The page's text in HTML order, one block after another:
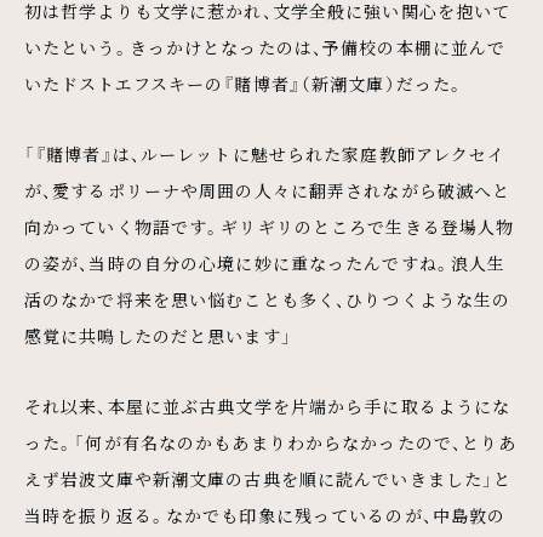
初は哲学よりも文学に惹かれ、文学全般に強い関心を抱いて
いたという。きっかけとなったのは、予備校の本棚に並んで
いたドストエフスキーの『賭博者』（新潮文庫）だった。
「『賭博者』は、ルーレットに魅せられた家庭教師アレクセイ
が、愛するポリーナや周囲の人々に翻弄されながら破滅へと
向かっていく物語です。ギリギリのところで生きる登場人物
の姿が、当時の自分の心境に妙に重なったんですね。浪人生
活のなかで将来を思い悩むことも多く、ひりつくような生の
感覚に共鳴したのだと思います」
それ以来、本屋に並ぶ古典文学を片端から手に取るようにな
った。「何が有名なのかもあまりわからなかったので、とりあ
えず岩波文庫や新潮文庫の古典を順に読んでいきました」と
当時を振り返る。なかでも印象に残っているのが、中島敦の